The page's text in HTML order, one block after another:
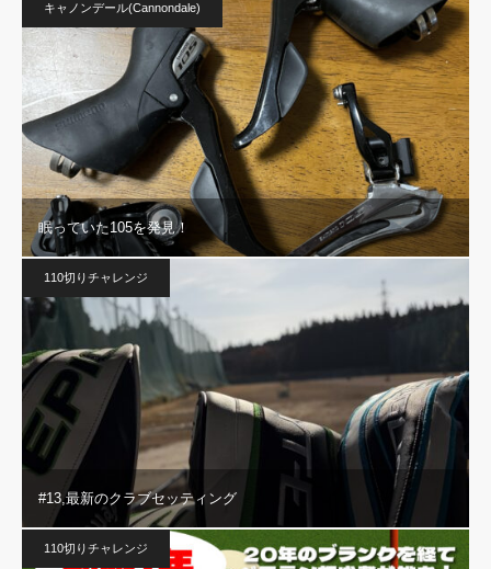
キャノンデール(Cannondale)
眠っていた105を発見！
110切りチャレンジ
#13,最新のクラブセッティング
110切りチャレンジ